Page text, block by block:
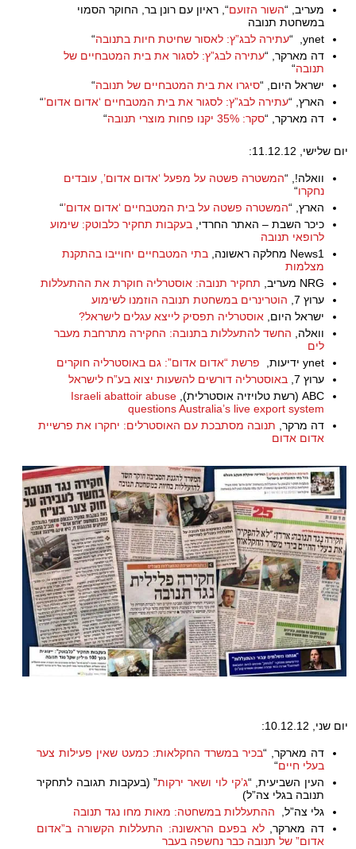
מעריב, “השור הזועם“, ראיון עם רונן בר, החוקר הסמוי
במשחטת תנובה
ynet, “
עתירה לבג”ץ: לאסור שחיטת חיות בתנובה“
דה מארקר, “עתירה לבג”ץ: לסגור את בית המטבחיים של
תנובה“
ישראל היום, “סיגרו את בית המטבחיים של תנובה“
הארץ, “עתירה לבג”ץ: לסגור את בית המטבחיים ‘אדום אדום’“
דה מארקר, “סקר: 35% יקנו פחות מוצרי תנובה “
יום שלישי, 11.12.12:
וואלה!, “המשטרה פשטה על מפעל ‘אדום אדום’, עובדים
נחקרו“
הארץ, “המשטרה פשטה על בית המטבחיים ‘אדום אדום’“
כיכר השבת – האתר החרדי, בעקבות תחקיר כלבוטק: שימוע
לרופאי תנובה
News1 מחלקה ראשונה,
בתי המטבחיים יחוייבו בהתקנת
מצלמות
NRG מעריב,
תחקיר תנובה: אוסטרליה חוקרת את ההתעללות
ערוץ 7,
הוטרינרים במשחטת תנובה הוזמנו לשימוע
ישראל היום, אוסטרליה תפסיק לייצא עגלים לישראל?
וואלה, החשד להתעללות בתנובה: החקירה מתרחבת מעבר
לים
ynet ידיעות,
פרשת “אדום אדום”: גם באוסטרליה חוקרים
ערוץ 7,
באוסטרליה דורשים להשעות יצוא בע”ח לישראל
ABC (רשת טלויזיה אוסטרלית),
Israeli abattoir abuse
questions Australia’s live export system
דה מרקר, תנובה מסתבכת עם האוסטרלים: יחקרו את פרשיית
אדום אדום
יום שני, 10.12.12:
דה מארקר, “בכיר במשרד החקלאות: כמעט שאין פעילות צער
בעלי חיים“
העין השביעית, “ג’קי לוי ושאר ירקות” (בעקבות תגובה לתחקיר
תנובה בגלי צה”ל)
גלי צה”ל, ההתעללות במשחטה: מאות מחו נגד תנובה
דה מארקר,לא בפעם הראשונה: התעללות הקשורה ב”אדום
אדום” של תנובה כבר נחשפה בעבר